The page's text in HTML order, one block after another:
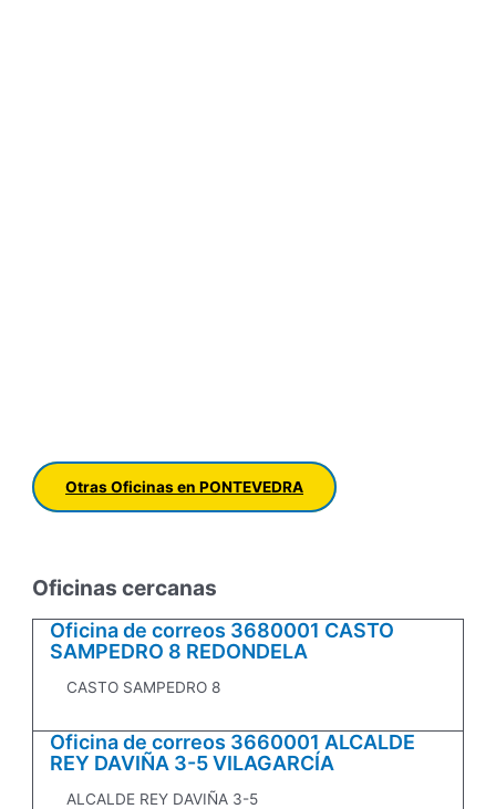
Otras Oficinas en PONTEVEDRA
Oficinas cercanas
Oficina de correos 3680001 CASTO
SAMPEDRO 8 REDONDELA
CASTO SAMPEDRO 8
Oficina de correos 3660001 ALCALDE
REY DAVIÑA 3-5 VILAGARCÍA
ALCALDE REY DAVIÑA 3-5